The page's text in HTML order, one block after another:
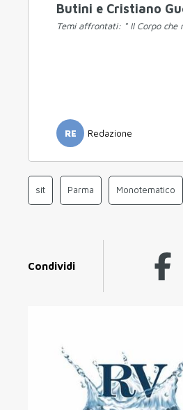
Butini e Cristiano
Temi affrontati: " Il Corpo che
RE Redazione
sit Parma Monotematico
Condividi